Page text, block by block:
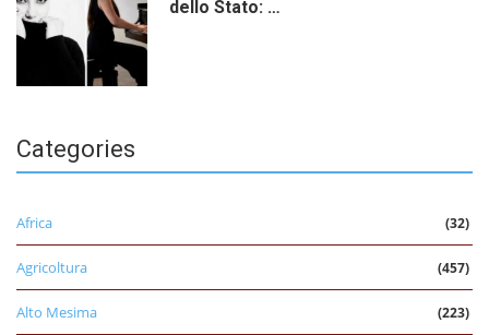
dello Stato: …
Categories
Africa (32)
Agricoltura (457)
Alto Mesima (223)